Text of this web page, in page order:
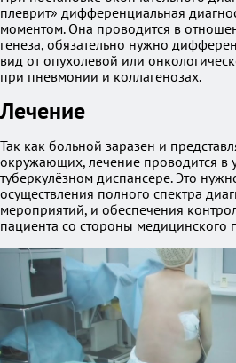
плеврит» дифференциальная
моментом. Она проводится в
генеза, обязательно нужно
вид от опухолевой или
при пневмонии и коллагенозах.
Лечение
Так как больной заразен и
окружающих, лечение проводится в
туберкулёзном диспансере. Это
осуществления полного спектра
мероприятий, и обеспечения
пациента со стороны медицинского